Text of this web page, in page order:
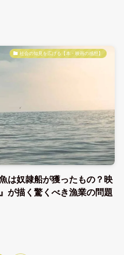
社会の知見を広げる【本・映画の感想】
は奴隷船が獲ったもの？映
が描く驚くべき漁業の問題